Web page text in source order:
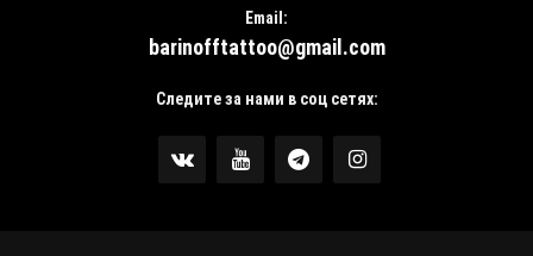
Email:
barinofftattoo@gmail.com
Следите за нами в соц сетях: